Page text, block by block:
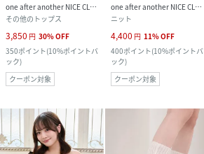
one after another NICE CLAUP
その他のトップス
3,850 円 30%OFF
350ポイント(10%ポイントバ
ック)
クーポン対象
one after another NICE CLAUP
ニット
4,400 円 11%OFF
400ポイント(10%ポイントバ
ック)
クーポン対象